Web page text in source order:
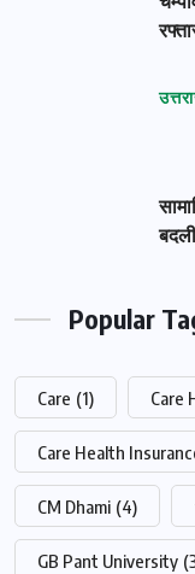
बदली
Popular
Care (1) Care
Care Health
CM Dhami (4)
GB Pant University